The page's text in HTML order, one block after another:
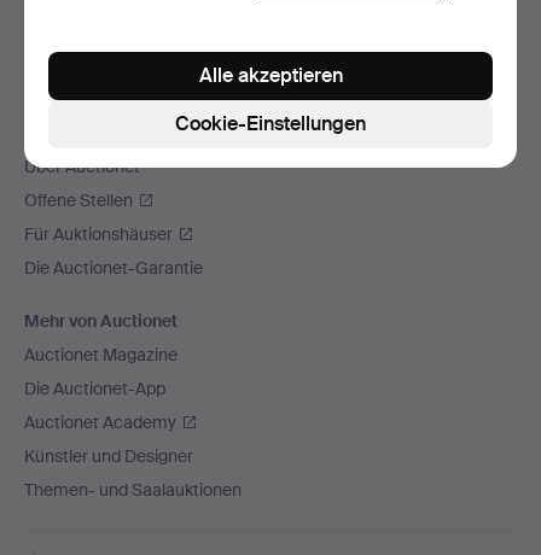
Über Auctionet
Offene Stellen
Für Auktionshäuser
Die Auctionet-Garantie
Mehr von Auctionet
Auctionet Magazine
Die Auctionet-App
Auctionet Academy
Künstler und Designer
Themen- und Saalauktionen
Cookie-Einstellungen
Alle akzeptieren